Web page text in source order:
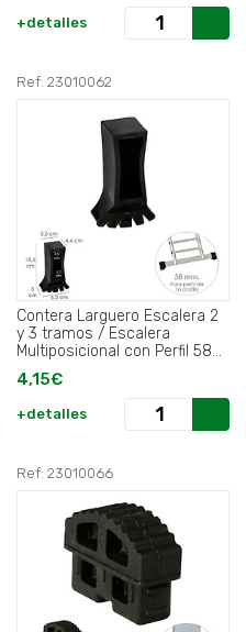
+detalles
Ref: 23010062
Contera Larguero Escalera 2
y 3 tramos / Escalera
Multiposicional con Perfil 58
mm. Versión 2019.
4,15€
+detalles
Ref: 23010066